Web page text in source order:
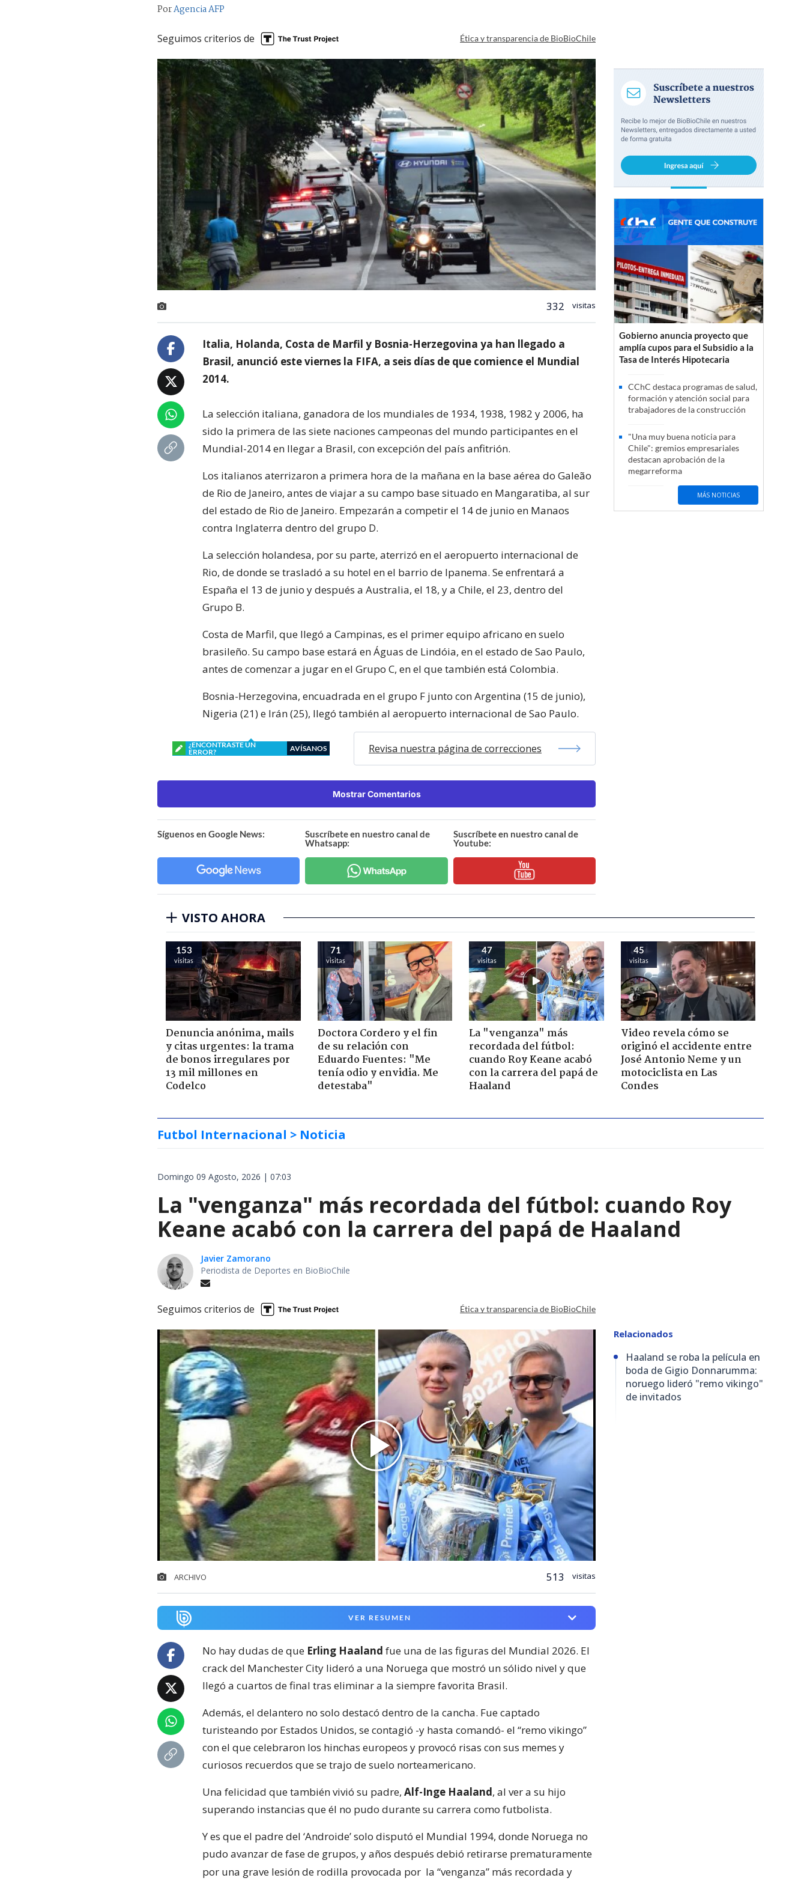
PorAgencia AFP
Seguimos criterios de Ética y transparencia de BioBioChile
332 visitas
Italia, Holanda, Costa de Marfil y Bosnia-Herzegovina ya han llegado a
Brasil, anunció este viernes la FIFA, a seis días de que comience el Mundial
2014.
La selección italiana, ganadora de los mundiales de 1934, 1938, 1982 y 2006, ha
sido la primera de las siete naciones campeonas del mundo participantes en el
Mundial-2014 en llegar a Brasil, con excepción del país anfitrión.
Los italianos aterrizaron a primera hora de la mañana en la base aérea do Galeão
de Rio de Janeiro, antes de viajar a su campo base situado en Mangaratiba, al sur
del estado de Rio de Janeiro. Empezarán a competir el 14 de junio en Manaos
contra Inglaterra dentro del grupo D.
La selección holandesa, por su parte, aterrizó en el aeropuerto internacional de
Rio, de donde se trasladó a su hotel en el barrio de Ipanema. Se enfrentará a
España el 13 de junio y después a Australia, el 18, y a Chile, el 23, dentro del
Grupo B.
Costa de Marfil, que llegó a Campinas, es el primer equipo africano en suelo
brasileño. Su campo base estará en Águas de Lindóia, en el estado de Sao Paulo,
antes de comenzar a jugar en el Grupo C, en el que también está Colombia.
Bosnia-Herzegovina, encuadrada en el grupo F junto con Argentina (15 de junio),
Nigeria (21) e Irán (25), llegó también al aeropuerto internacional de Sao Paulo.
¿ENCONTRASTE UN
ERROR?
AVÍSANOS Revisa nuestra página de correcciones
Mostrar Comentarios
Síguenos en Google News:
Suscríbete en nuestro canal de
Whatsapp:
Suscríbete en nuestro canal de
Youtube:
Gobierno anuncia proyecto que
amplía cupos para el Subsidio a la
Tasa de Interés Hipotecaria
CChC destaca programas de salud,
formación y atención social para
trabajadores de la construcción
"Una muy buena noticia para
Chile": gremios empresariales
destacan aprobación de la
megarreforma
MÁS NOTICIAS
VISTO AHORA
153
visitas
Denuncia anónima, mails
y citas urgentes: la trama
de bonos irregulares por
13 mil millones en
Codelco
71
visitas
Doctora Cordero y el fin
de su relación con
Eduardo Fuentes: "Me
tenía odio y envidia. Me
detestaba"
47
visitas
La "venganza" más
recordada del fútbol:
cuando Roy Keane acabó
con la carrera del papá de
Haaland
45
visitas
Video revela cómo se
originó el accidente entre
José Antonio Neme y un
motociclista en Las
Condes
Futbol Internacional > Noticia
Domingo 09 Agosto, 2026 | 07:03
La "venganza" más recordada del fútbol: cuando Roy
Keane acabó con la carrera del papá de Haaland
Javier Zamorano
Periodista de Deportes en BioBioChile
Seguimos criterios de Ética y transparencia de BioBioChile
ARCHIVO 513 visitas
VER RESUMEN
No hay dudas de que Erling Haaland fue una de las figuras del Mundial 2026. El
crack del Manchester City lideró a una Noruega que mostró un sólido nivel y que
llegó a cuartos de final tras eliminar a la siempre favorita Brasil.
Además, el delantero no solo destacó dentro de la cancha. Fue captado
turisteando por Estados Unidos, se contagió -y hasta comandó- el “remo vikingo”
con el que celebraron los hinchas europeos y provocó risas con sus memes y
curiosos recuerdos que se trajo de suelo norteamericano.
Una felicidad que también vivió su padre, Alf-Inge Haaland, al ver a su hijo
superando instancias que él no pudo durante su carrera como futbolista.
Y es que el padre del ‘Androide’ solo disputó el Mundial 1994, donde Noruega no
pudo avanzar de fase de grupos, y años después debió retirarse prematuramente
por una grave lesión de rodilla provocada por la “venganza” más recordada y
Relacionados
Haaland se roba la película en
boda de Gigio Donnarumma:
noruego lideró "remo vikingo"
de invitados